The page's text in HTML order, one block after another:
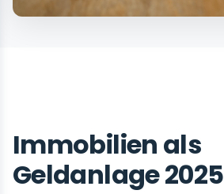
Immobilien als
Geldanlage 2025